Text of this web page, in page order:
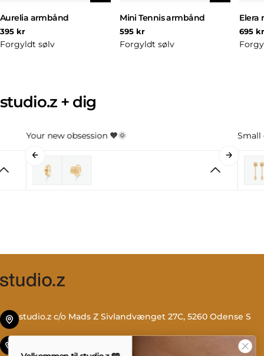
Aurelia armbånd
Normal
pris
395 kr
Forgyldt sølv
Mini Tennis armbånd
Normal
pris
595 kr
Forgyldt sølv
Elera
pris
695
studio.z + dig
Your new obsession 🧡🌞 Small
studio.z c/o Mads Z Sivlandvænget 27C, 5260 Odense S